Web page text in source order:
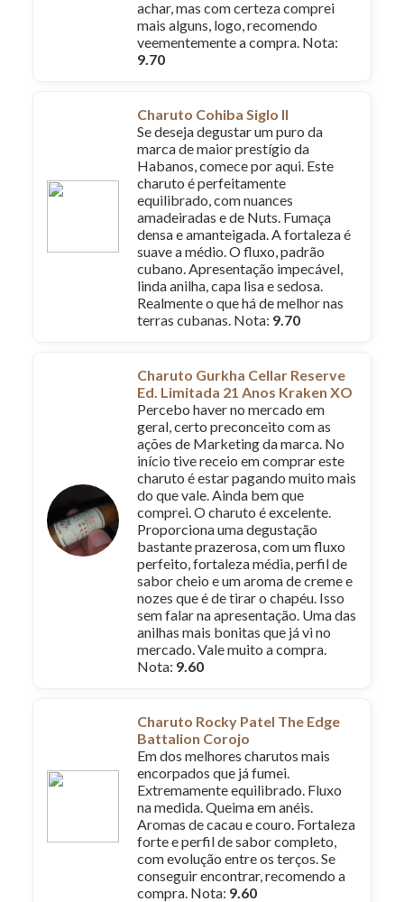
achar, mas com certeza comprei
mais alguns, logo, recomendo
veementemente a compra. Nota:
9.70
Charuto Cohiba Siglo II
Se deseja degustar um puro da
marca de maior prestígio da
Habanos, comece por aqui. Este
charuto é perfeitamente
equilibrado, com nuances
amadeiradas e de Nuts. Fumaça
densa e amanteigada. A fortaleza é
suave a médio. O fluxo, padrão
cubano. Apresentação impecável,
linda anilha, capa lisa e sedosa.
Realmente o que há de melhor nas
terras cubanas. Nota: 9.70
Charuto Gurkha Cellar Reserve
Ed. Limitada 21 Anos Kraken XO
Percebo haver no mercado em
geral, certo preconceito com as
ações de Marketing da marca. No
início tive receio em comprar este
charuto é estar pagando muito mais
do que vale. Ainda bem que
comprei. O charuto é excelente.
Proporciona uma degustação
bastante prazerosa, com um fluxo
perfeito, fortaleza média, perfil de
sabor cheio e um aroma de creme e
nozes que é de tirar o chapéu. Isso
sem falar na apresentação. Uma das
anilhas mais bonitas que já vi no
mercado. Vale muito a compra.
Nota: 9.60
Charuto Rocky Patel The Edge
Battalion Corojo
Em dos melhores charutos mais
encorpados que já fumei.
Extremamente equilibrado. Fluxo
na medida. Queima em anéis.
Aromas de cacau e couro. Fortaleza
forte e perfil de sabor completo,
com evolução entre os terços. Se
conseguir encontrar, recomendo a
compra. Nota: 9.60